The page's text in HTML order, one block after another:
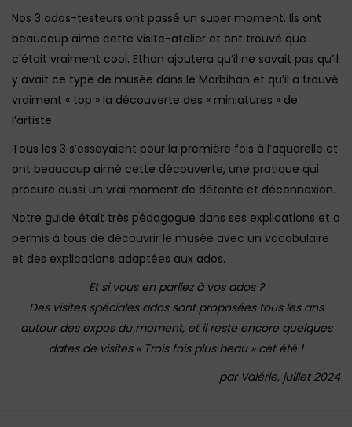
Nos 3 ados-testeurs ont passé un super moment. Ils ont
beaucoup aimé cette visite-atelier et ont trouvé que
c’était vraiment cool. Ethan ajoutera qu’il ne savait pas qu’il
y avait ce type de musée dans le Morbihan et qu’il a trouvé
vraiment « top » la découverte des « miniatures » de
l’artiste.
Tous les 3 s’essayaient pour la première fois à l’aquarelle et
ont beaucoup aimé cette découverte, une pratique qui
procure aussi un vrai moment de détente et déconnexion.
Notre guide était très pédagogue dans ses explications et a
permis à tous de découvrir le musée avec un vocabulaire
et des explications adaptées aux ados.
Et si vous en parliez à vos ados ?
Des visites spéciales ados sont proposées tous les ans
autour des expos du moment, et il reste encore quelques
dates de visites « Trois fois plus beau » cet été !
par Valérie, juillet 2024